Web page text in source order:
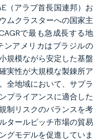
（アラブ首長国連邦）お
ムクラスターへの国家主
で最も急成長する地
ンアメリカはブラジルの
規模ながら安定した基盤
実性が大規模な製錬所ア
全地域において、サプラ
プライアンスに適合した
制リスクのバランスを考
タールピッチ市場の貿易
グモデルを促進していま